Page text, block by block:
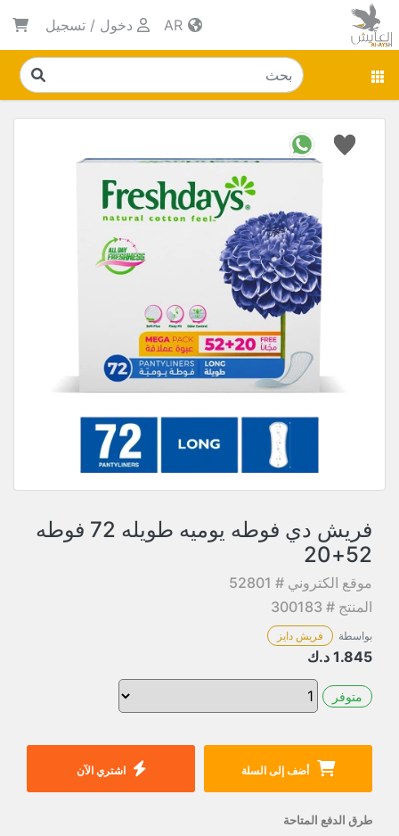
دخول / تسجيل
فريش دي فوطه يوميه طويله 72 فوطه
52+20
موقع الكتروني # 52801
المنتج # 300183
بواسطة فريش دايز
1.845 د.ك
متوفر
أضف إلى السلة اشتري الآن
طرق الدفع المتاحة